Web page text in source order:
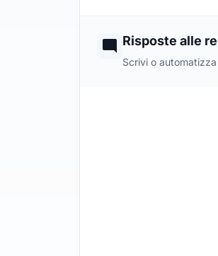
Risposte alle
Scrivi o